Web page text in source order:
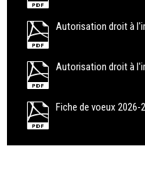
Autorisation droit à
Autorisation droit à
Fiche de voeux 2026-